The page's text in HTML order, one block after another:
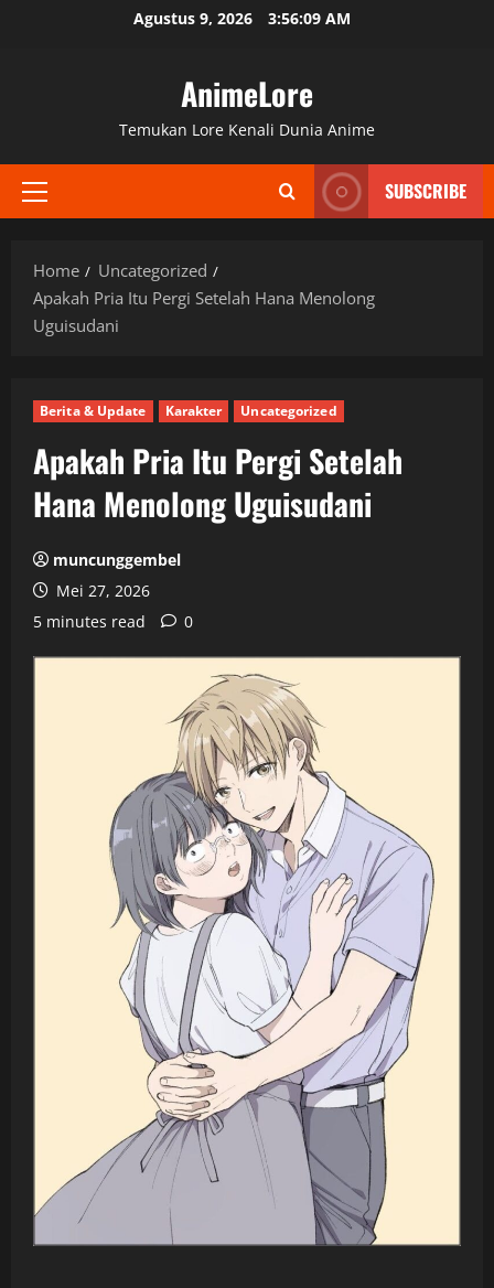
Agustus 9, 2026 3:56:10 AM
AnimeLore
Temukan Lore Kenali Dunia Anime
Primary
SUBSCRIBE
Home
Uncategorized
Apakah Pria Itu Pergi Setelah Hana Menolong
Uguisudani
Berita & Update Karakter Uncategorized
Apakah Pria Itu Pergi Setelah
Hana Menolong Uguisudani
muncunggembel
Mei 27, 2026
5 minutes read
0